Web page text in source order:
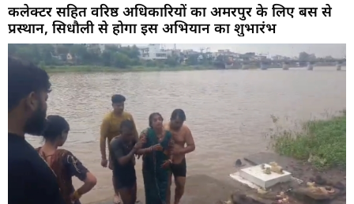
कलेक्टर सहित वरिष्ठ अधिकारियों का अमरपुर के लिए बस से
प्रस्थान, सिधौली से होगा इस अभियान का शुभारंभ